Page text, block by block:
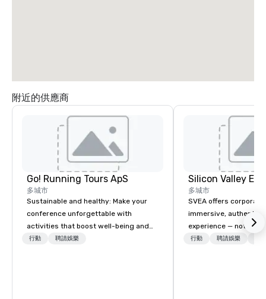
附近的供應商
Go! Running Tours ApS
多城市
Sustainable and healthy: Make your
conference unforgettable with
activities that boost well-being and
lower carbon footprints. Explore the
行動 聘請娛樂
多城市
SVEA offers
immersive, authentic
experience — not a
transformation. We
行動 聘請娛樂